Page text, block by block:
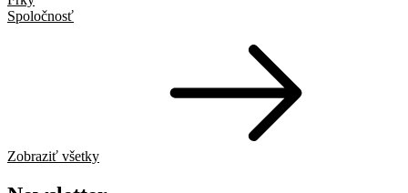
Spoločnosť
Zobraziť všetky